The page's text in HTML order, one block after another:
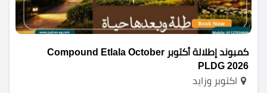
كمبوند إطلالة أكتوبر Compound Etlala October
PLDG 2026
اكتوبر وزايد